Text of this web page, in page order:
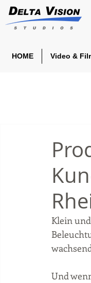
HOME Video &
Klein
Und